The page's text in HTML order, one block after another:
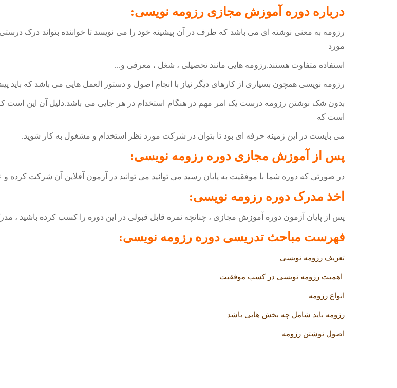
درباره دوره آموزش مجازی رزومه نویسی:
رزومه به معنی نوشته ای می باشد که طرف در آن پیشینه خود را می نویسد تا خواننده بتواند درک
مورد
استفاده متفاوت هستند.رزومه هایی مانند تحصیلی ، شغل ، معرفی و...
رزومه نویسی همچون بسیاری از کارهای دیگر نیاز با انجام اصول و دستور العمل هایی می باشد که
بدون شک نوشتن رزومه درست یک امر مهم در هنگام استخدام در هر جایی می باشد.دلیل آن این است که
است که
می بایست در این زمینه حرفه ای بود تا بتوان در شرکت مورد نظر استخدام و مشغول به کار شوید.
پس از آموزش مجازی دوره رزومه نویسی:
در صورتی که دوره شما با موفقیت به پایان رسید می توانید می توانید در آزمون آفلاین آن شرکت کرده و
اخذ مدرک دوره رزومه نویسی:
پس از پایان آزمون دوره آموزش مجازی ، چنانچه نمره قابل قبولی در این دوره را کسب کرده باشید ،
فهرست مباحث تدریسی دوره رزومه نویسی:
تعریف رزومه نویسی
اهمیت رزومه نویسی در کسب موفقیت
انواع رزومه
رزومه باید شامل چه بخش هایی باشد
اصول نوشتن رزومه